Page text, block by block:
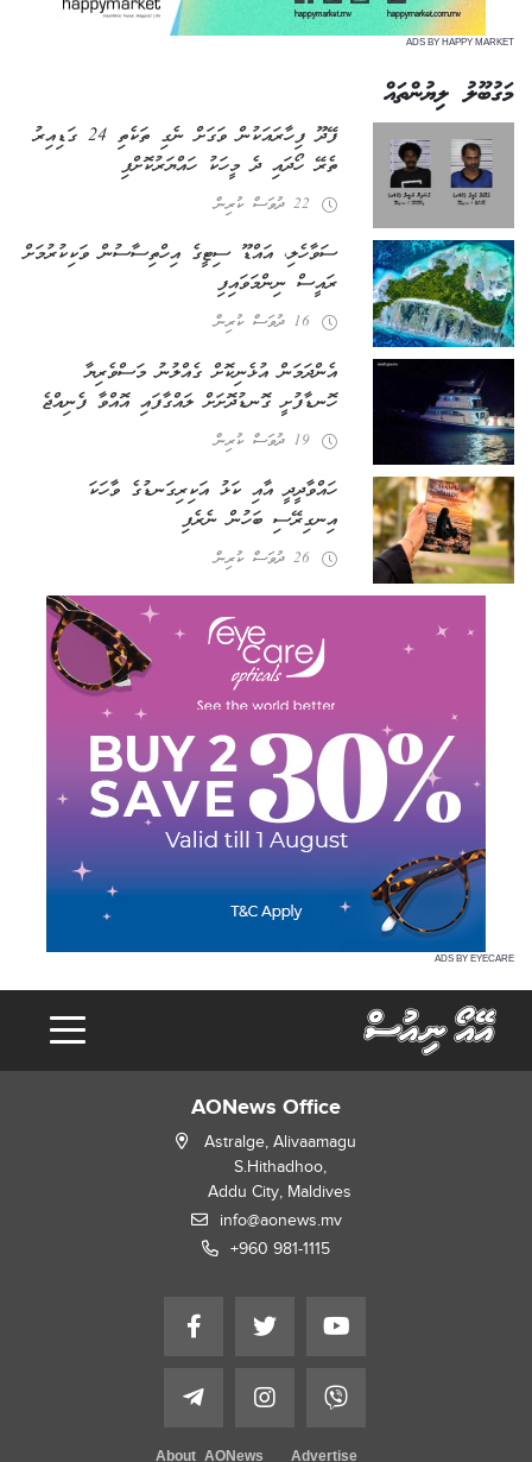
ADS BY HAPPY MARKET
މަގުބޫލު ލިޔުންތައް
ފޭދޫ ފިހާރައަކުން ވަގަށް ނެގި ތަކެތި 24 ގަޑިއިރު
ތެރޭ ހޯދައި ދެ މީހަކު ހައްޔަރުކޮށްފި
22 ދުވަސް ކުރިން
ސަވާހެލި، އައްޑޫ ސިޓީގެ އިހްތިސާސުން ވަކިކުރުމަށް
ރައީސް ނިންމަވައިފި
16 ދުވަސް ކުރިން
އެންދަމަން އުޅެނިކޮށް ގެއްލުނު މަސްވެރިޔާ
ހޮނޑާފުށީ ގޮނޑުދޮށަށް ލައްގާފައި އޮއްވާ ފެނިއްޖެ
19 ދުވަސް ކުރިން
ހައްވާދީދީ އާއި ކަޅު އަކިރިގަނޑުގެ ވާހަކަ
އިނގިރޭސި ބަހުން ނެރެފި
26 ދުވަސް ކުރިން
ADS BY EYECARE
AONews Office
Astralge, Alivaamagu
S.Hithadhoo,
Addu City, Maldives
info@aonews.mv
+960 981-1115
About AONews Advertise